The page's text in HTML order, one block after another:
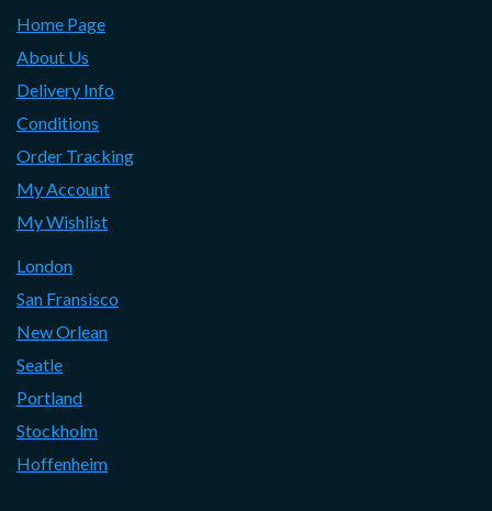
Home Page
About Us
Delivery Info
Conditions
Order Tracking
My Account
My Wishlist
London
San Fransisco
New Orlean
Seatle
Portland
Stockholm
Hoffenheim